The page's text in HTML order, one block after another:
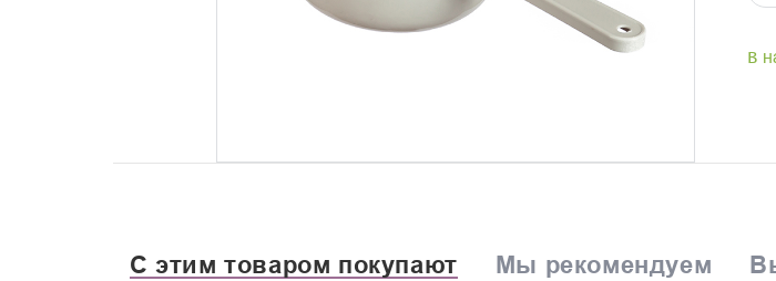
В
С этим товаром покупают Мы рекомендуем